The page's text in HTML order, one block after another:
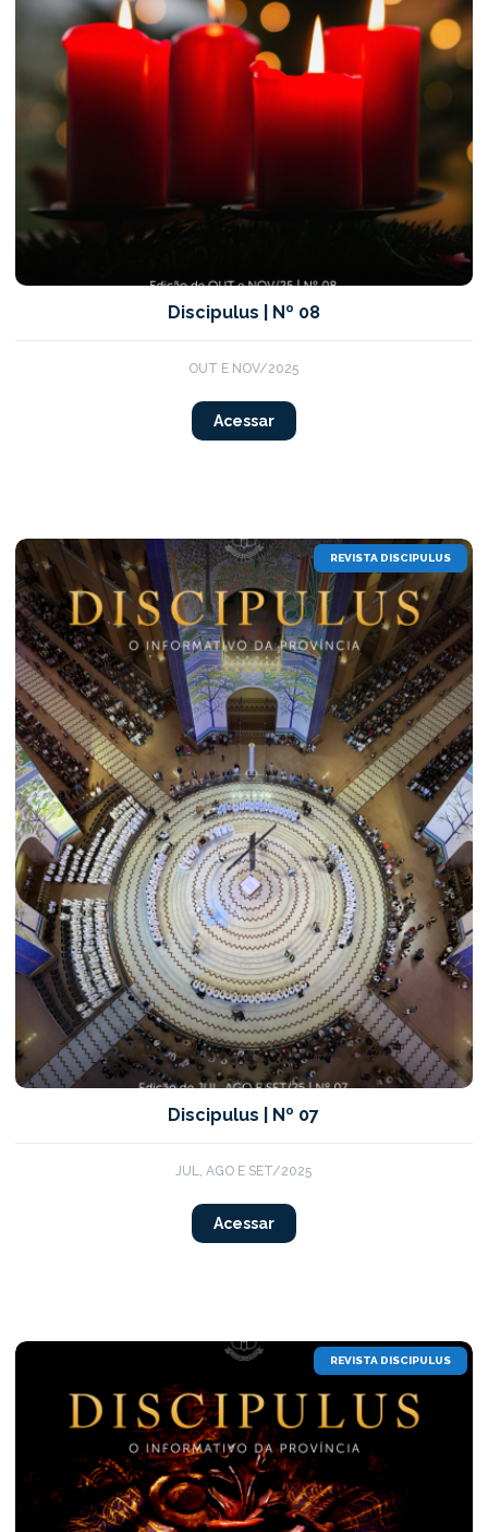
Discipulus | Nº 08
OUT E NOV/2025
Acessar
REVISTA DISCIPULUS
Discipulus | Nº 07
JUL, AGO E SET/2025
Acessar
REVISTA DISCIPULUS